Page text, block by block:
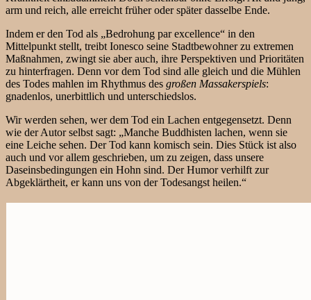
arm und reich, alle erreicht früher oder später dasselbe Ende.
Indem er den Tod als „Bedrohung par excellence“ in den
Mittelpunkt stellt, treibt Ionesco seine Stadtbewohner zu extremen
Maßnahmen, zwingt sie aber auch, ihre Perspektiven und Prioritäten
zu hinterfragen. Denn vor dem Tod sind alle gleich und die Mühlen
des Todes mahlen im Rhythmus des großen Massakerspiels:
gnadenlos, unerbittlich und unterschiedslos.
Wir werden sehen, wer dem Tod ein Lachen entgegensetzt. Denn
wie der Autor selbst sagt: „Manche Buddhisten lachen, wenn sie
eine Leiche sehen. Der Tod kann komisch sein. Dies Stück ist also
auch und vor allem geschrieben, um zu zeigen, dass unsere
Daseinsbedingungen ein Hohn sind. Der Humor verhilft zur
Abgeklärtheit, er kann uns von der Todesangst heilen.“